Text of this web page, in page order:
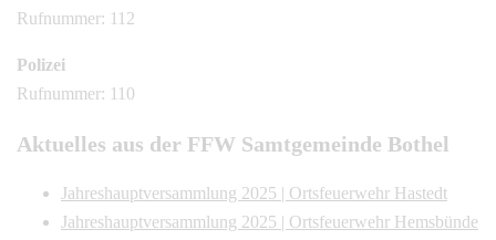
Rufnummer: 112
Polizei
Rufnummer: 110
Aktuelles aus der FFW Samtgemeinde Bothel
Jahreshauptversammlung 2025 | Ortsfeuerwehr Hastedt
Jahreshauptversammlung 2025 | Ortsfeuerwehr Hemsbünde